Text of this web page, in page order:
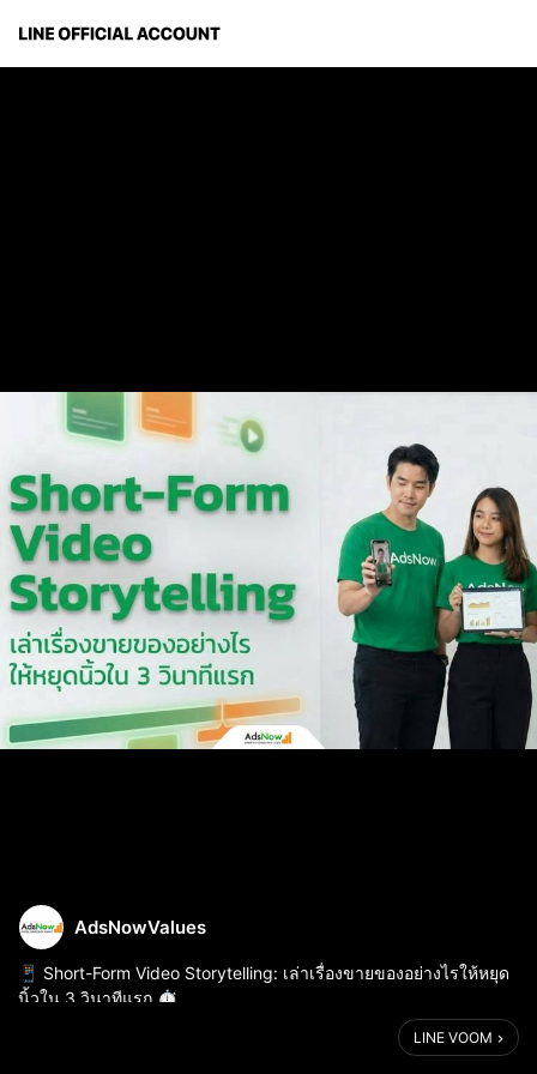
AdsNowValues
📱 Short-Form Video Storytelling: เล่าเรื่องขายของอย่างไรให้หยุด
นิ้วใน 3 วินาทีแรก ⏱️
ในยุคที่แพลตฟอร์มอย่าง TikTok, Instagram Reels และ YouTube
LINE VOOM